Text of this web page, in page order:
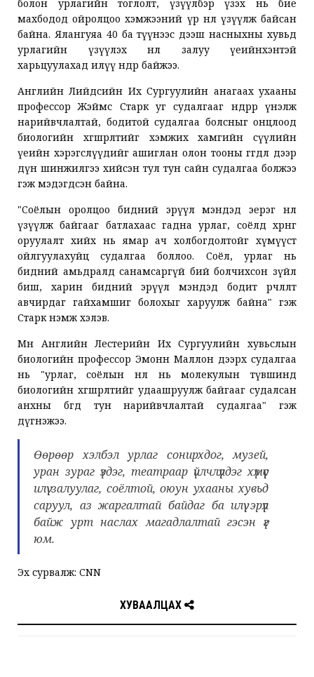
болон урлагийн тоглолт, үзүүлбэр үзэх нь бие
махбодод ойролцоо хэмжээний үр нөлөө үзүүлж байсан
байна. Ялангуяа 40 ба түүнээс дээш насныхны хувьд
урлагийн үзүүлэх нөлөө залуу үеийнхэнтэй
харьцуулахад илүү өндөр байжээ.
Английн Лийдсийн Их Сургуулийн анагаах ухааны
профессор Жэймс Старк уг судалгааг өндрөөр үнэлж
нарийвчлалтай, бодитой судалгаа болсныг онцлоод
биологийн хөгшрөлтийг хэмжих хамгийн сүүлийн
үеийн хэрэгслүүдийг ашиглан олон тооны өгөгдөл дээр
дүн шинжилгээ хийсэн тул тун сайн судалгаа болжээ
гэж мэдэгдсэн байна.
"Соёлын оролцоо бидний эрүүл мэндэд эерэг нөлөө
үзүүлж байгааг батлахаас гадна урлаг, соёлд хөрөнгө
оруулалт хийх нь ямар ач холбогдолтойг хүмүүст
ойлгуулахуйц судалгаа боллоо. Соёл, урлаг нь
бидний амьдралд санамсаргүй бий болчихсон зүйл
биш, харин бидний эрүүл мэндэд бодит өөрчлөлт
авчирдаг гайхамшиг болохыг харуулж байна" гэж
Старк нэмж хэлэв.
Мөн Английн Лестерийн Их Сургуулийн хувьслын
биологийн профессор Эмонн Маллон дээрх судалгаа
нь "урлаг, соёлын нөлөө нь молекулын түвшинд
биологийн хөгшрөлтийг удаашруулж байгааг судалсан
анхны бөгөөд тун нарийвчлалтай судалгаа" гэж
дүгнэжээ.
Өөрөөр хэлбэл урлаг сонирхдог, музей,
уран зураг үздэг, театраар үйлчлүүлдэг хүмүүс
илүү залуулаг, соёлтой, оюун ухааны хувьд
саруул, аз жаргалтай байдаг ба илүү эрүүл
байж урт наслах магадлалтай гэсэн үг
юм.
Эх сурвалж: CNN
ХУВААЛЦАХ